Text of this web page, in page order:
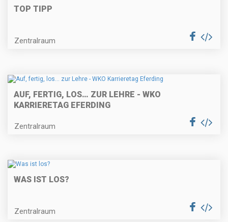
TOP TIPP
Zentralraum
AUF, FERTIG, LOS… ZUR LEHRE - WKO
KARRIERETAG EFERDING
Zentralraum
WAS IST LOS?
Zentralraum